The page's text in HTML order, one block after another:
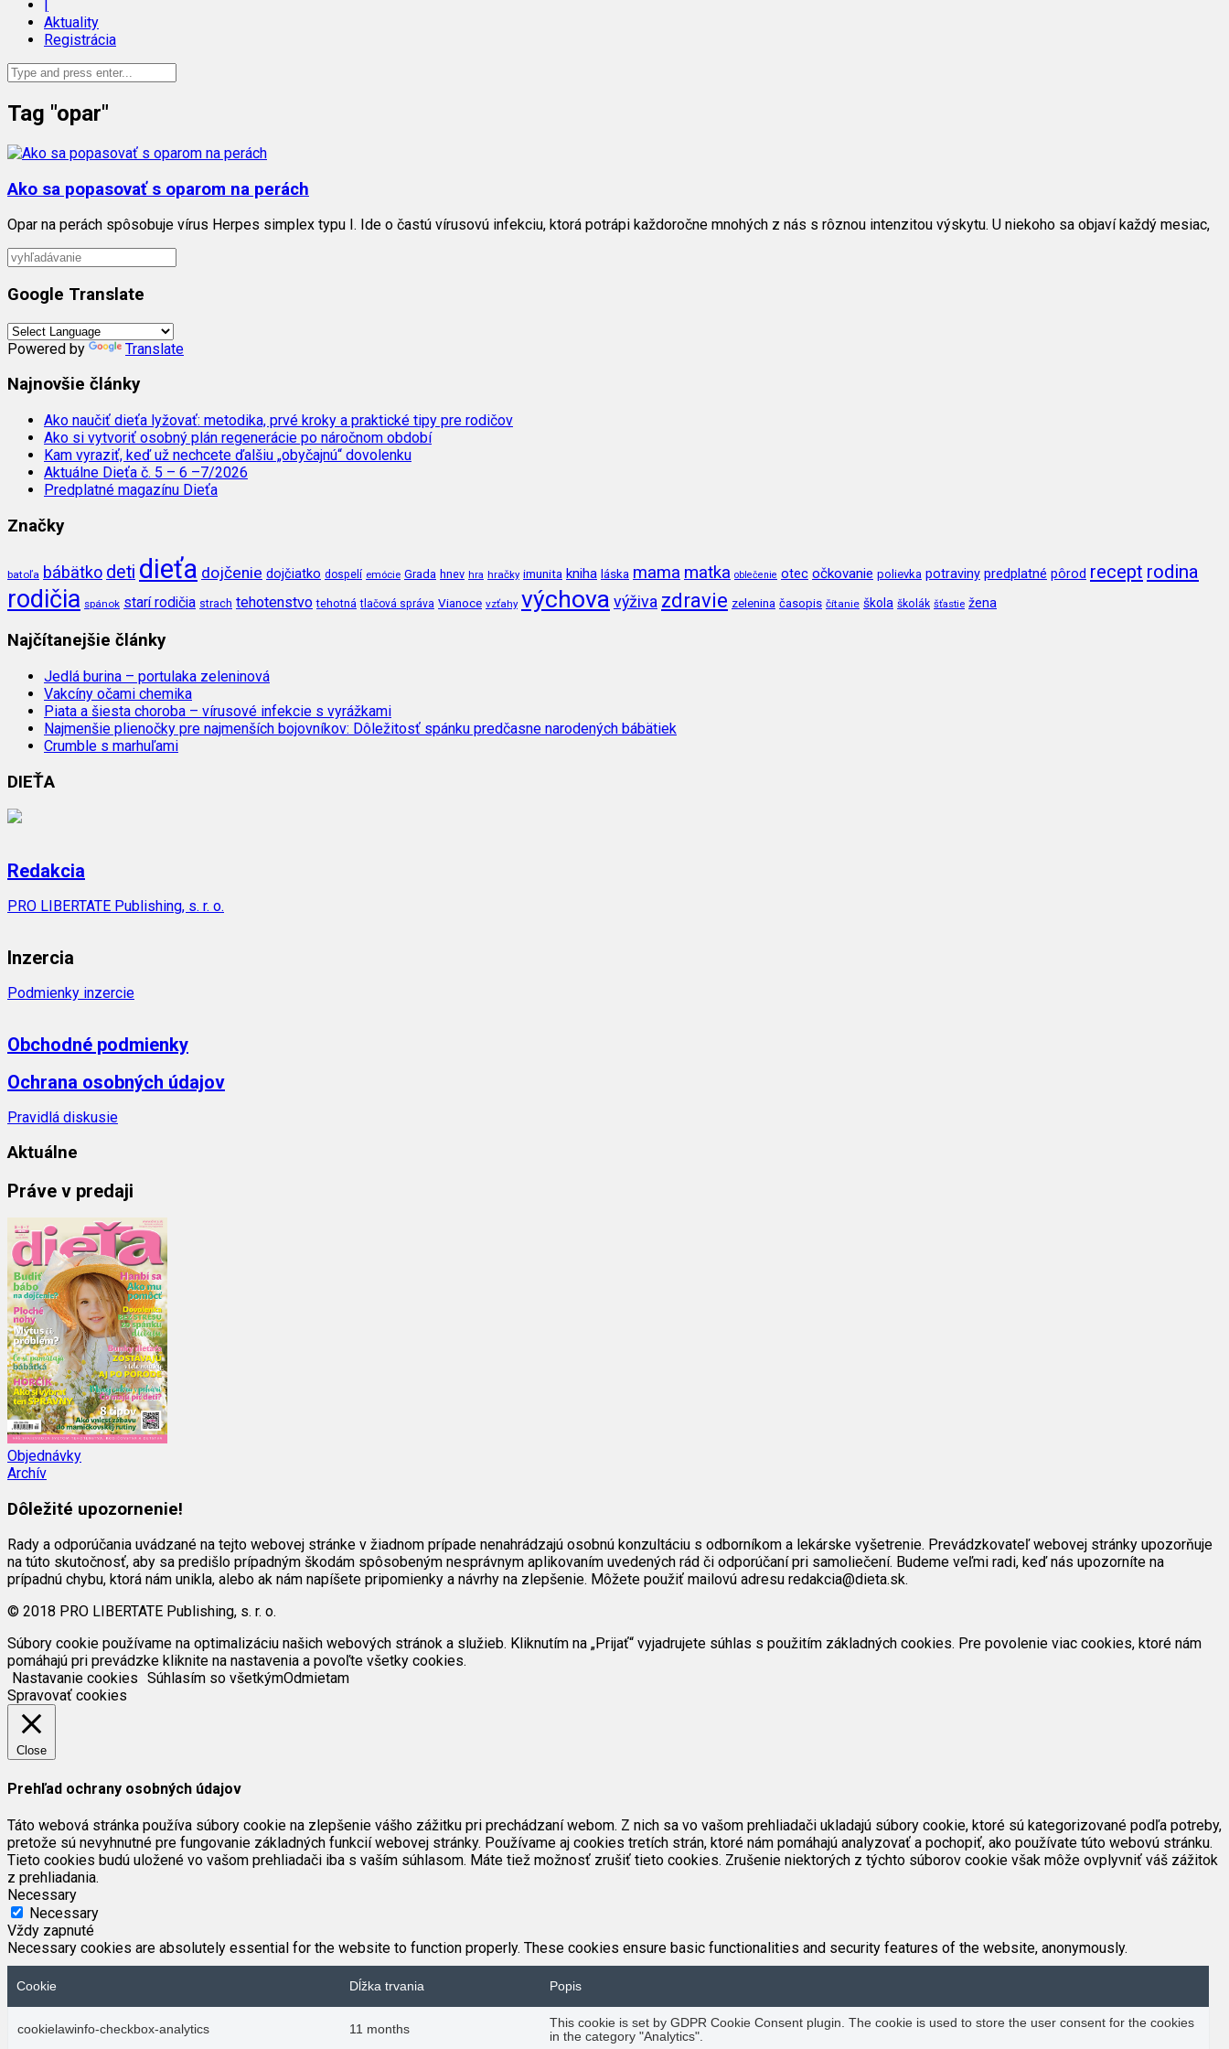
Aktuality
Registrácia
Tag "opar"
Ako sa popasovať s oparom na perách
Opar na perách spôsobuje vírus Herpes simplex typu I. Ide o častú vírusovú infekciu, ktorá potrápi každoročne mnohých z nás s rôznou intenzitou výskytu. U niekoho sa objaví každý mesiac,
Google Translate
Powered by Translate
Najnovšie články
Ako naučiť dieťa lyžovať: metodika, prvé kroky a praktické tipy pre rodičov
Ako si vytvoriť osobný plán regenerácie po náročnom období
Kam vyraziť, keď už nechcete ďalšiu „obyčajnú“ dovolenku
Aktuálne Dieťa č. 5 – 6 –7/2026
Predplatné magazínu Dieťa
Značky
batoľa bábätko deti dieťa dojčenie dojčiatko dospelí emócie Grada hnev hra hračky imunita kniha láska mama matka oblečenie otec očkovanie polievka potraviny predplatné pôrod recept rodina
rodičia spánok starí rodičia strach tehotenstvo tehotná tlačová správa Vianoce vzťahy výchova výživa zdravie zelenina časopis čítanie škola školák šťastie žena
Najčítanejšie články
Jedlá burina – portulaka zeleninová
Vakcíny očami chemika
Piata a šiesta choroba – vírusové infekcie s vyrážkami
Najmenšie plienočky pre najmenších bojovníkov: Dôležitosť spánku predčasne narodených bábätiek
Crumble s marhuľami
DIEŤA
Redakcia
PRO LIBERTATE Publishing, s. r. o.
Inzercia
Podmienky inzercie
Obchodné podmienky
Ochrana osobných údajov
Pravidlá diskusie
Aktuálne
Práve v predaji
Objednávky
Archív
Dôležité upozornenie!
Rady a odporúčania uvádzané na tejto webovej stránke v žiadnom prípade nenahrádzajú osobnú konzultáciu s odborníkom a lekárske vyšetrenie. Prevádzkovateľ webovej stránky upozorňuje
na túto skutočnosť, aby sa predišlo prípadným škodám spôsobeným nesprávnym aplikovaním uvedených rád či odporúčaní pri samoliečení. Budeme veľmi radi, keď nás upozorníte na
prípadnú chybu, ktorá nám unikla, alebo ak nám napíšete pripomienky a návrhy na zlepšenie. Môžete použiť mailovú adresu redakcia@dieta.sk.
© 2018 PRO LIBERTATE Publishing, s. r. o.
Súbory cookie používame na optimalizáciu našich webových stránok a služieb. Kliknutím na „Prijať“ vyjadrujete súhlas s použitím základných cookies. Pre povolenie viac cookies, ktoré nám
pomáhajú pri prevádzke kliknite na nastavenia a povoľte všetky cookies.
Nastavanie cookies Súhlasím so všetkýmOdmietam
Spravovať cookies
Close
Prehľad ochrany osobných údajov
Táto webová stránka používa súbory cookie na zlepšenie vášho zážitku pri prechádzaní webom. Z nich sa vo vašom prehliadači ukladajú súbory cookie, ktoré sú kategorizované podľa potreby,
pretože sú nevyhnutné pre fungovanie základných funkcií webovej stránky. Používame aj cookies tretích strán, ktoré nám pomáhajú analyzovať a pochopiť, ako používate túto webovú stránku.
Tieto cookies budú uložené vo vašom prehliadači iba s vaším súhlasom. Máte tiež možnosť zrušiť tieto cookies. Zrušenie niektorých z týchto súborov cookie však môže ovplyvniť váš zážitok
z prehliadania.
Necessary
Necessary
Vždy zapnuté
Necessary cookies are absolutely essential for the website to function properly. These cookies ensure basic functionalities and security features of the website, anonymously.
Cookie Dĺžka trvania Popis
cookielawinfo-checkbox-analytics 11 months
This cookie is set by GDPR Cookie Consent plugin. The cookie is used to store the user consent for the cookies
in the category "Analytics".